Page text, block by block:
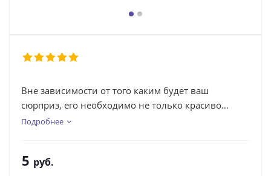
Вне зависимости от того каким будет ваш
сюрприз, его необходимо не только красиво
упаковать, но и приложить к нему праздничную
человеку свои мысли или в чем-то признаться :-)
Подробнее
5 руб.